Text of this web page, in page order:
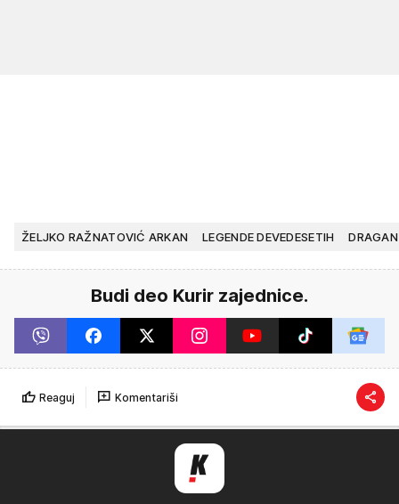
ŽELJKO RAŽNATOVIĆ ARKAN LEGENDE DEVEDESETIH
Budi deo Kurir zajednice.
Reaguj Komentariši